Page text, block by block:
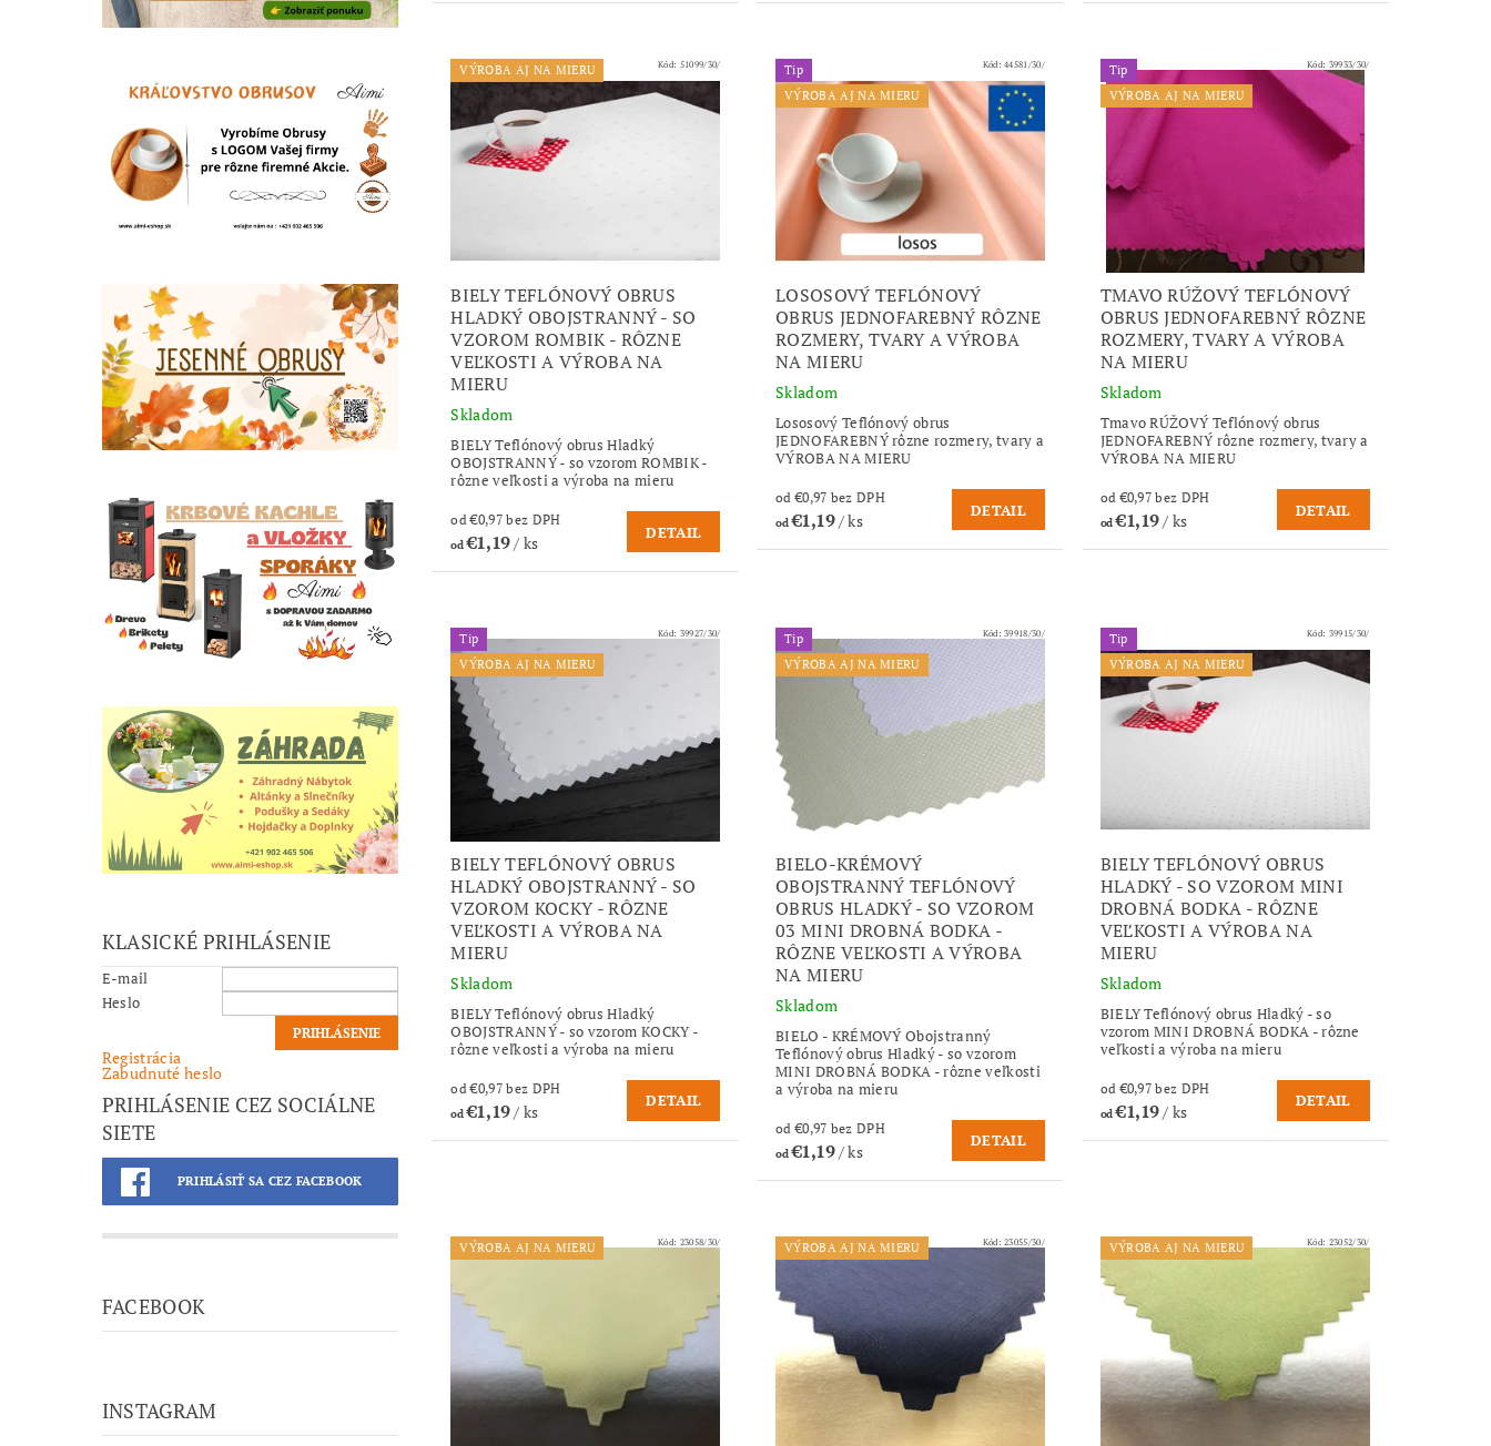
KLASICKÉ PRIHLÁSENIE
E-mail
Heslo
Registrácia
Zabudnuté heslo
PRIHLÁSENIE CEZ SOCIÁLNE
SIETE
PRIHLÁSIŤ SA CEZ FACEBOOK
FACEBOOK
INSTAGRAM
VÝROBA AJ NA MIERU Kód: 51099/30/
BIELY TEFLÓNOVÝ OBRUS
HLADKÝ OBOJSTRANNÝ - SO
VZOROM ROMBIK - RÔZNE
VEĽKOSTI A VÝROBA NA
MIERU
Skladom
BIELY Teflónový obrus Hladký
OBOJSTRANNÝ - so vzorom ROMBIK -
rôzne veľkosti a výroba na mieru
od €0,97 bez DPH
od€1,19/ ks
DETAIL
Tip
VÝROBA AJ NA MIERU
Kód:44581/30/
LOSOSOVÝ TEFLÓNOVÝ
OBRUS JEDNOFAREBNÝ RÔZNE
ROZMERY, TVARY A VÝROBA
NA MIERU
Skladom
Lososový Teflónový obrus
JEDNOFAREBNÝ rôzne rozmery, tvary a
VÝROBA NA MIERU
od €0,97 bez DPH
od€1,19/ ks
DETAIL
Tip
VÝROBA AJ NA MIERU
Kód: 39933/30/
TMAVO RÚŽOVÝ TEFLÓNOVÝ
OBRUS JEDNOFAREBNÝ RÔZNE
ROZMERY, TVARY A VÝROBA
NA MIERU
Skladom
Tmavo RÚŽOVÝ Teflónový obrus
JEDNOFAREBNÝ rôzne rozmery, tvary a
VÝROBA NA MIERU
od €0,97 bez DPH
od€1,19/ ks
DETAIL
Tip
VÝROBA AJ NA MIERU
Kód: 39927/30/
BIELY TEFLÓNOVÝ OBRUS
HLADKÝ OBOJSTRANNÝ - SO
VZOROM KOCKY - RÔZNE
VEĽKOSTI A VÝROBA NA
MIERU
Skladom
BIELY Teflónový obrus Hladký
OBOJSTRANNÝ - so vzorom KOCKY -
rôzne veľkosti a výroba na mieru
od €0,97 bez DPH
od€1,19/ ks
DETAIL
Tip
VÝROBA AJ NA MIERU
Kód:39918/30/
BIELO-KRÉMOVÝ
OBOJSTRANNÝ TEFLÓNOVÝ
OBRUS HLADKÝ - SO VZOROM
03 MINI DROBNÁ BODKA -
RÔZNE VEĽKOSTI A VÝROBA
NA MIERU
Skladom
BIELO - KRÉMOVÝ Obojstranný
Teflónový obrus Hladký - so vzorom
MINI DROBNÁ BODKA - rôzne veľkosti
a výroba na mieru
od €0,97 bez DPH
od€1,19/ ks
DETAIL
Tip
VÝROBA AJ NA MIERU
Kód: 39915/30/
BIELY TEFLÓNOVÝ OBRUS
HLADKÝ - SO VZOROM MINI
DROBNÁ BODKA - RÔZNE
VEĽKOSTI A VÝROBA NA
MIERU
Skladom
BIELY Teflónový obrus Hladký - so
vzorom MINI DROBNÁ BODKA - rôzne
veľkosti a výroba na mieru
od €0,97 bez DPH
od€1,19/ ks
DETAIL
VÝROBA AJ NA MIERU Kód: 23058/30/ VÝROBA AJ NA MIERU Kód:23055/30/ VÝROBA AJ NA MIERU Kód: 23052/30/